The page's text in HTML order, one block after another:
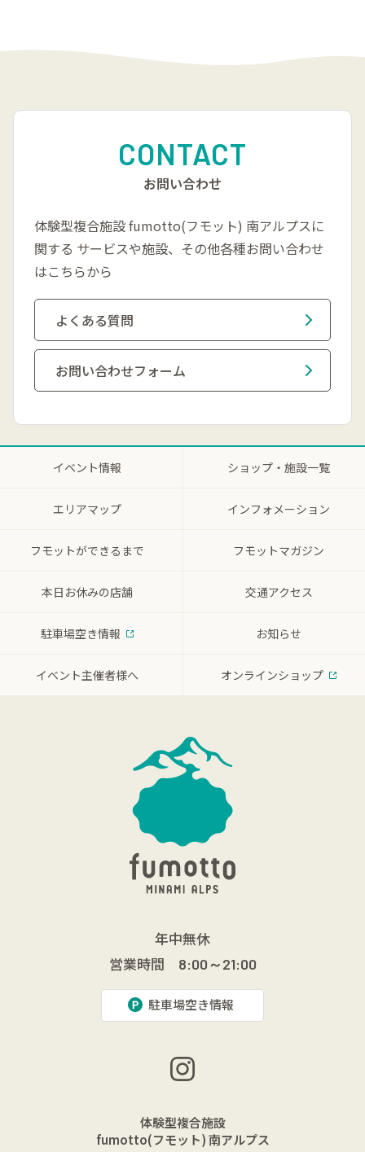
CONTACT
お問い合わせ
体験型複合施設 fumotto(フモット) 南アルプスに
関する サービスや施設、その他各種お問い合わせ
はこちらから
よくある質問
お問い合わせフォーム
イベント情報 ショップ・施設一覧
エリアマップ インフォメーション
フモットができるまで フモットマガジン
本日お休みの店舗 交通アクセス
駐車場空き情報 お知らせ
イベント主催者様へ オンラインショップ
年中無休
営業時間
8:00～21:00
駐車場空き情報
体験型複合施設
fumotto(フモット) 南アルプス